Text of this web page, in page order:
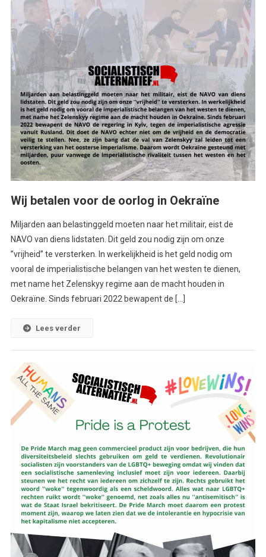
Wij betalen voor de oorlog in Oekraïne
Miljarden aan belastinggeld moeten naar het militair, eist de
NAVO van diens lidstaten. Dit geld zou nodig zijn om onze
”vrijheid” te versterken. In werkelijkheid is het geld nodig om
vooral de imperialistische belangen van het westen te dienen,
met name het Zelenskyy regime aan de macht houden in
Oekraïne. Sinds februari 2022 bewapent de […]
Lees verder